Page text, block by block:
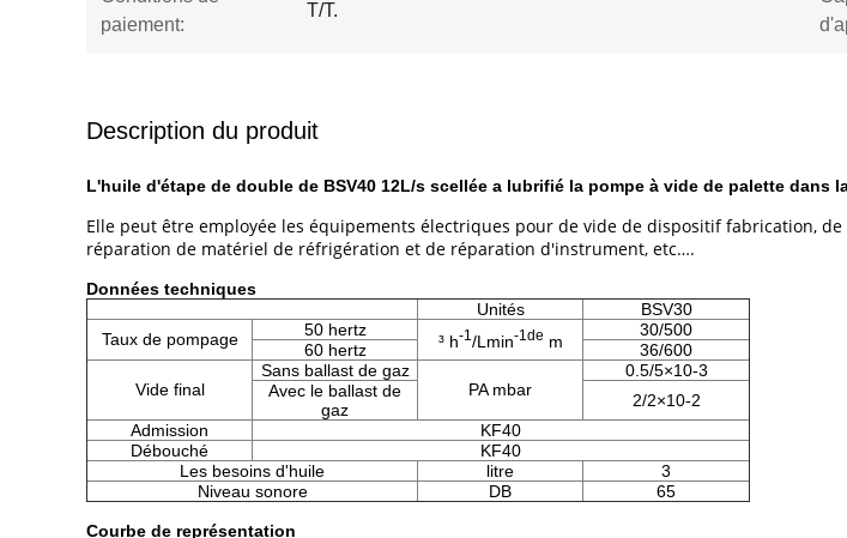
paiement:
T/T.
Description du produit
L'huile d'étape de double de BSV40 12L/s scellée a lubrifié la pompe à vide de palette dans
Elle peut être employée les équipements électriques pour de vide de dispositif fabrication,
réparation de matériel de réfrigération et de réparation d'instrument, etc….
Données techniques
Unités
BSV30
Taux de pompage
50 hertz
³ h-1 /Lmin-1de m
30/500
60 hertz
36/600
Vide final
Sans ballast de gaz
PA mbar
0.5/5×10-3
Avec le ballast de
gaz
2/2×10-2
Admission
KF40
Débouché
KF40
Les besoins d'huile
litre
3
Niveau sonore
DB 65
Courbe de représentation